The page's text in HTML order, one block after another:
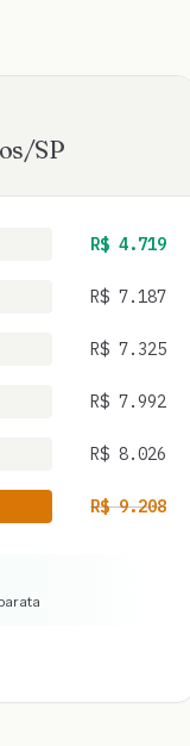
/SP
R$ 4.719
R$ 7.187
R$ 7.325
R$ 7.992
R$ 8.026
R$9.208